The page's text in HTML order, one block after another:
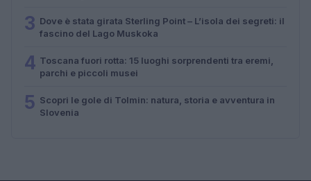
3 Dove è stata girata Sterling Point – L’isola dei segreti: il
fascino del Lago Muskoka
4 Toscana fuori rotta: 15 luoghi sorprendenti tra eremi,
parchi e piccoli musei
5 Scopri le gole di Tolmin: natura, storia e avventura in
Slovenia